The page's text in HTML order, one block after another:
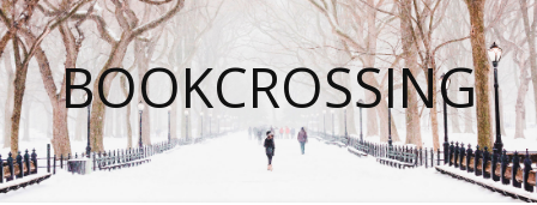
BOOKCROSSING